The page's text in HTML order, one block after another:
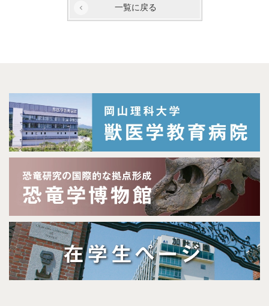
一覧に戻る